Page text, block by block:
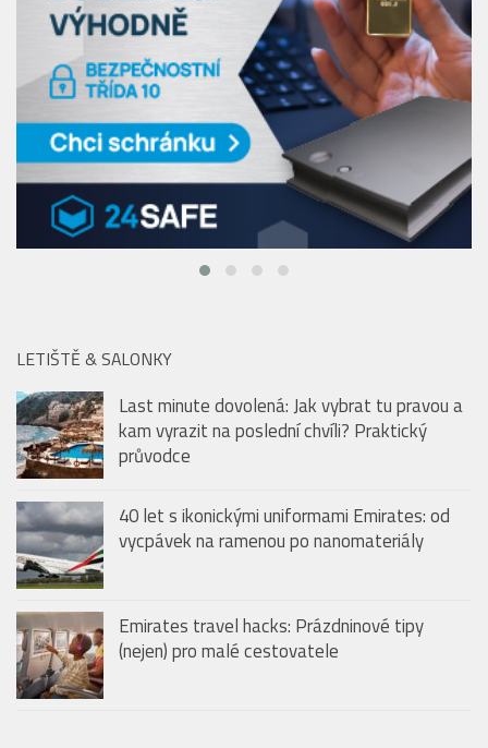
LETIŠTĚ & SALONKY
průvodce
40 let s ikonickými uniformami Emirates: od
vycpávek na ramenou po nanomateriály
Emirates travel hacks: Prázdninové tipy
(nejen) pro malé cestovatele
BAZÉNY & KOUPALIŠTĚ